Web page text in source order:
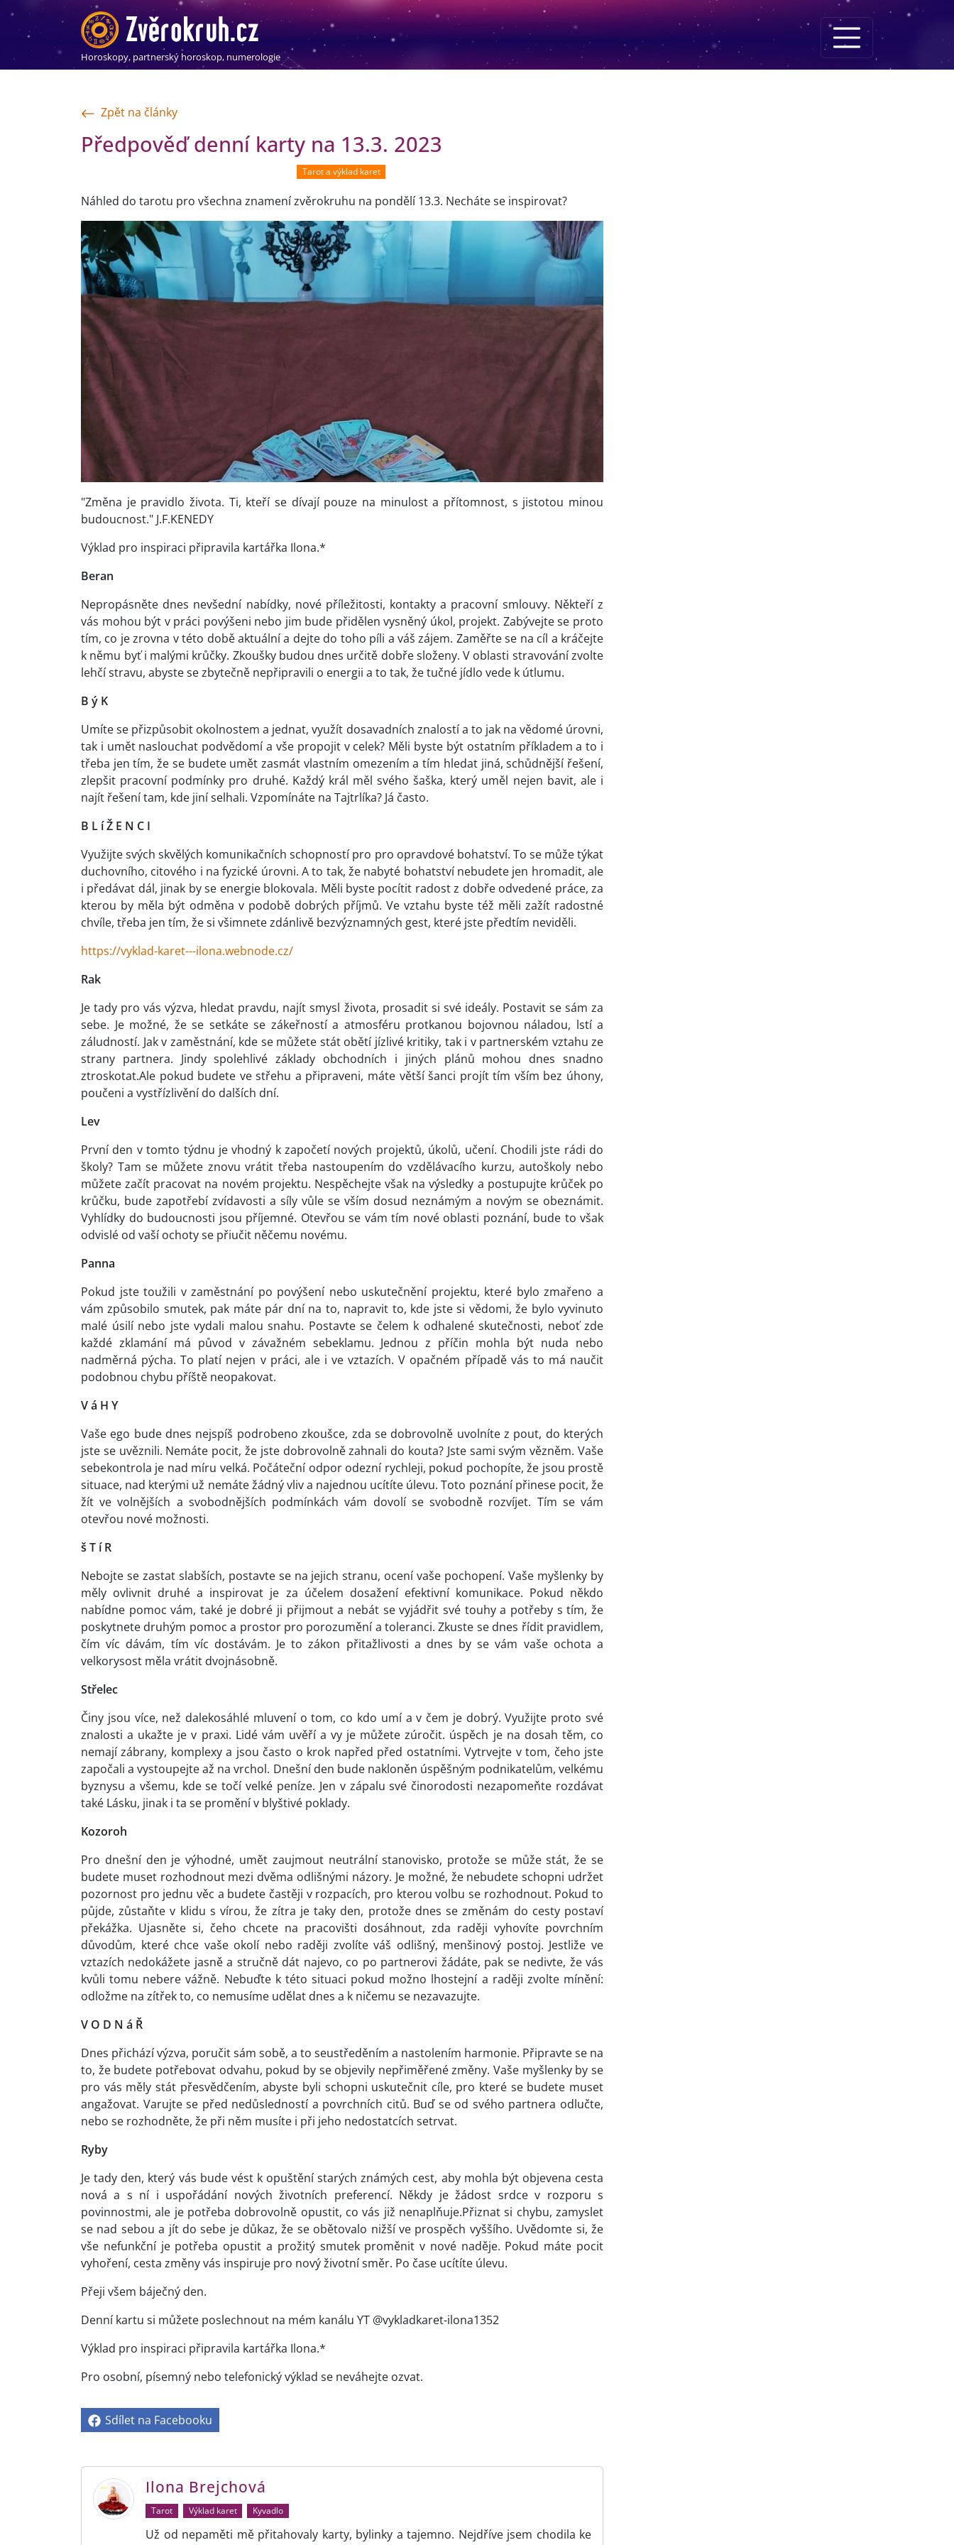
Horoskopy, partnerský horoskop, numerologie
Zpět na články
Předpověď denní karty na 13.3. 2023
Tarot a výklad karet
Náhled do tarotu pro všechna znamení zvěrokruhu na pondělí 13.3. Necháte se inspirovat?
"Změna je pravidlo života. Ti, kteří se dívají pouze na minulost a přítomnost, s jistotou minou
budoucnost." J.F.KENEDY
Výklad pro inspiraci připravila kartářka Ilona.*
Beran
Nepropásněte dnes nevšední nabídky, nové příležitosti, kontakty a pracovní smlouvy. Někteří z
vás mohou být v práci povýšeni nebo jim bude přidělen vysněný úkol, projekt. Zabývejte se proto
tím, co je zrovna v této době aktuální a dejte do toho píli a váš zájem. Zaměřte se na cíl a kráčejte
k němu byť i malými krůčky. Zkoušky budou dnes určitě dobře složeny. V oblasti stravování zvolte
lehčí stravu, abyste se zbytečně nepřipravili o energii a to tak, že tučné jídlo vede k útlumu.
B ý K
Umíte se přizpůsobit okolnostem a jednat, využít dosavadních znalostí a to jak na vědomé úrovni,
tak i umět naslouchat podvědomí a vše propojit v celek? Měli byste být ostatním příkladem a to i
třeba jen tím, že se budete umět zasmát vlastním omezením a tím hledat jiná, schůdnější řešení,
zlepšit pracovní podmínky pro druhé. Každý král měl svého šaška, který uměl nejen bavit, ale i
najít řešení tam, kde jiní selhali. Vzpomínáte na Tajtrlíka? Já často.
B L í Ž E N C I
Využijte svých skvělých komunikačních schopností pro pro opravdové bohatství. To se může týkat
duchovního, citového i na fyzické úrovni. A to tak, že nabyté bohatství nebudete jen hromadit, ale
i předávat dál, jinak by se energie blokovala. Měli byste pocítit radost z dobře odvedené práce, za
kterou by měla být odměna v podobě dobrých příjmů. Ve vztahu byste též měli zažít radostné
chvíle, třeba jen tím, že si všimnete zdánlivě bezvýznamných gest, které jste předtím neviděli.
https://vyklad-karet---ilona.webnode.cz/
Rak
Je tady pro vás výzva, hledat pravdu, najít smysl života, prosadit si své ideály. Postavit se sám za
sebe. Je možné, že se setkáte se zákeřností a atmosféru protkanou bojovnou náladou, lstí a
záludností. Jak v zaměstnání, kde se můžete stát obětí jízlivé kritiky, tak i v partnerském vztahu ze
strany partnera. Jindy spolehlivé základy obchodních i jiných plánů mohou dnes snadno
ztroskotat.Ale pokud budete ve střehu a připraveni, máte větší šanci projít tím vším bez úhony,
poučeni a vystřízlivění do dalších dní.
Lev
První den v tomto týdnu je vhodný k započetí nových projektů, úkolů, učení. Chodili jste rádi do
školy? Tam se můžete znovu vrátit třeba nastoupením do vzdělávacího kurzu, autoškoly nebo
můžete začít pracovat na novém projektu. Nespěchejte však na výsledky a postupujte krůček po
krůčku, bude zapotřebí zvídavosti a síly vůle se vším dosud neznámým a novým se obeznámit.
Vyhlídky do budoucnosti jsou příjemné. Otevřou se vám tím nové oblasti poznání, bude to však
odvislé od vaší ochoty se přiučit něčemu novému.
Panna
Pokud jste toužili v zaměstnání po povýšení nebo uskutečnění projektu, které bylo zmařeno a
vám způsobilo smutek, pak máte pár dní na to, napravit to, kde jste si vědomi, že bylo vyvinuto
malé úsilí nebo jste vydali malou snahu. Postavte se čelem k odhalené skutečnosti, neboť zde
každé zklamání má původ v závažném sebeklamu. Jednou z příčin mohla být nuda nebo
nadměrná pýcha. To platí nejen v práci, ale i ve vztazích. V opačném případě vás to má naučit
podobnou chybu příště neopakovat.
V á H Y
Vaše ego bude dnes nejspíš podrobeno zkoušce, zda se dobrovolně uvolníte z pout, do kterých
jste se uvěznili. Nemáte pocit, že jste dobrovolně zahnali do kouta? Jste sami svým vězněm. Vaše
sebekontrola je nad míru velká. Počáteční odpor odezní rychleji, pokud pochopíte, že jsou prostě
situace, nad kterými už nemáte žádný vliv a najednou ucítíte úlevu. Toto poznání přinese pocit, že
žít ve volnějších a svobodnějších podmínkách vám dovolí se svobodně rozvíjet. Tím se vám
otevřou nové možnosti.
š T í R
Nebojte se zastat slabších, postavte se na jejich stranu, ocení vaše pochopení. Vaše myšlenky by
měly ovlivnit druhé a inspirovat je za účelem dosažení efektivní komunikace. Pokud někdo
nabídne pomoc vám, také je dobré ji přijmout a nebát se vyjádřit své touhy a potřeby s tím, že
poskytnete druhým pomoc a prostor pro porozumění a toleranci. Zkuste se dnes řídit pravidlem,
čím víc dávám, tím víc dostávám. Je to zákon přitažlivosti a dnes by se vám vaše ochota a
velkorysost měla vrátit dvojnásobně.
Střelec
Činy jsou více, než dalekosáhlé mluvení o tom, co kdo umí a v čem je dobrý. Využijte proto své
znalosti a ukažte je v praxi. Lidé vám uvěří a vy je můžete zúročit. úspěch je na dosah těm, co
nemají zábrany, komplexy a jsou často o krok napřed před ostatními. Vytrvejte v tom, čeho jste
započali a vystoupejte až na vrchol. Dnešní den bude nakloněn úspěšným podnikatelům, velkému
byznysu a všemu, kde se točí velké peníze. Jen v zápalu své činorodosti nezapomeňte rozdávat
také Lásku, jinak i ta se promění v blyštivé poklady.
Kozoroh
Pro dnešní den je výhodné, umět zaujmout neutrální stanovisko, protože se může stát, že se
budete muset rozhodnout mezi dvěma odlišnými názory. Je možné, že nebudete schopni udržet
pozornost pro jednu věc a budete častěji v rozpacích, pro kterou volbu se rozhodnout. Pokud to
půjde, zůstaňte v klidu s vírou, že zítra je taky den, protože dnes se změnám do cesty postaví
překážka. Ujasněte si, čeho chcete na pracovišti dosáhnout, zda raději vyhovíte povrchním
důvodům, které chce vaše okolí nebo raději zvolíte váš odlišný, menšinový postoj. Jestliže ve
vztazích nedokážete jasně a stručně dát najevo, co po partnerovi žádáte, pak se nedivte, že vás
kvůli tomu nebere vážně. Nebuďte k této situaci pokud možno lhostejní a raději zvolte mínění:
odložme na zítřek to, co nemusíme udělat dnes a k ničemu se nezavazujte.
V O D N á Ř
Dnes přichází výzva, poručit sám sobě, a to seustředěním a nastolením harmonie. Připravte se na
to, že budete potřebovat odvahu, pokud by se objevily nepřiměřené změny. Vaše myšlenky by se
pro vás měly stát přesvědčením, abyste byli schopni uskutečnit cíle, pro které se budete muset
angažovat. Varujte se před nedůsledností a povrchních citů. Buď se od svého partnera odlučte,
nebo se rozhodněte, že při něm musíte i při jeho nedostatcích setrvat.
Ryby
Je tady den, který vás bude vést k opuštění starých známých cest, aby mohla být objevena cesta
nová a s ní i uspořádání nových životních preferencí. Někdy je žádost srdce v rozporu s
povinnostmi, ale je potřeba dobrovolně opustit, co vás již nenaplňuje.Přiznat si chybu, zamyslet
se nad sebou a jít do sebe je důkaz, že se obětovalo nižší ve prospěch vyššího. Uvědomte si, že
vše nefunkční je potřeba opustit a prožitý smutek proměnit v nové naděje. Pokud máte pocit
vyhoření, cesta změny vás inspiruje pro nový životní směr. Po čase ucítíte úlevu.
Přeji všem báječný den.
Denní kartu si můžete poslechnout na mém kanálu YT @vykladkaret-ilona1352
Výklad pro inspiraci připravila kartářka Ilona.*
Pro osobní, písemný nebo telefonický výklad se neváhejte ozvat.
Sdílet na Facebooku
Ilona Brejchová
Tarot Výklad karet Kyvadlo
Už od nepaměti mě přitahovaly karty, bylinky a tajemno. Nejdříve jsem chodila ke